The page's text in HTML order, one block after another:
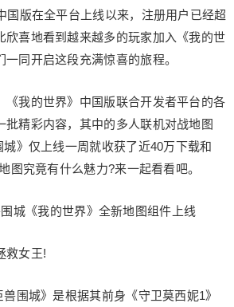
国版在全平台上线以来，注册用户已经超
欣喜地看到越来越多的玩家加入《我的世
同开启这段充满惊喜的旅程。
我的世界》中国版联合开发者平台的各
批精彩内容，其中的多人联机对战地图
城》仅上线一周就收获了近40万下载和
图究竟有什么魅力?来一起看看吧。
女王!
城》是根据其前身《守卫莫西妮1》